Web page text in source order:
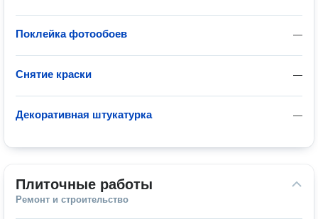
—
Поклейка фотообоев
—
Снятие краски
—
Декоративная штукатурка
Плиточные работы
Ремонт и строительство